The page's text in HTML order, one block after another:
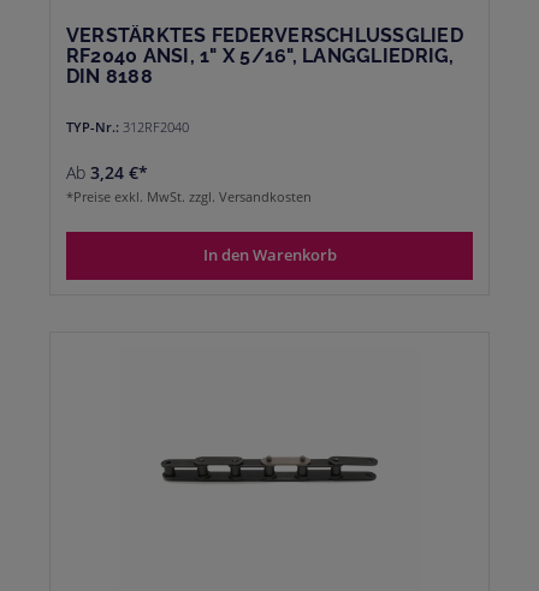
VERSTÄRKTES FEDERVERSCHLUSSGLIED
RF2040 ANSI, 1" X 5/16", LANGGLIEDRIG,
DIN 8188
TYP-Nr.: 312RF2040
Ab 3,24 €*
*Preise exkl. MwSt. zzgl. Versandkosten
In den Warenkorb